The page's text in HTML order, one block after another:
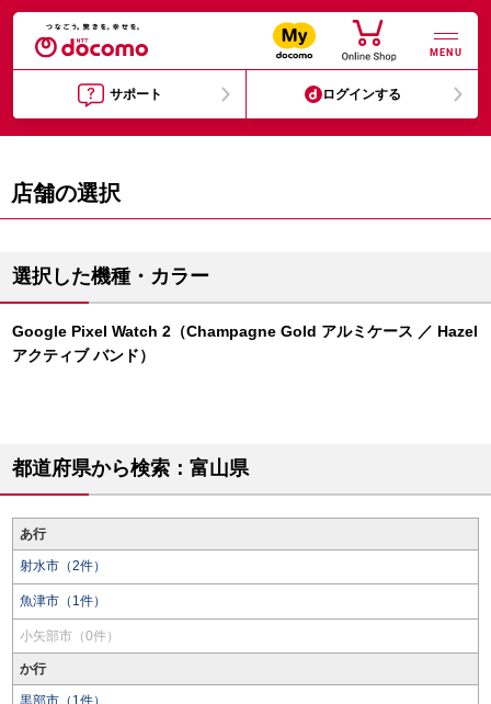
MENU
サポート ログインする
店舗の選択
選択した機種・カラー
Google Pixel Watch 2（Champagne Gold アルミケース ／ Hazel
アクティブ バンド）
都道府県から検索：富山県
あ行
射水市（2件）
魚津市（1件）
小矢部市（0件）
か行
黒部市（1件）